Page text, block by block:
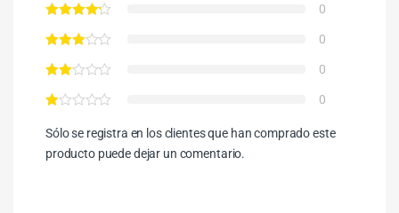
0
0
0
0
Sólo se registra en los clientes que han comprado este
producto puede dejar un comentario.